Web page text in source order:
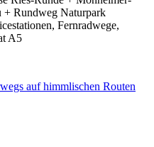
Rundweg Naturpark
Fernradwege,
A5